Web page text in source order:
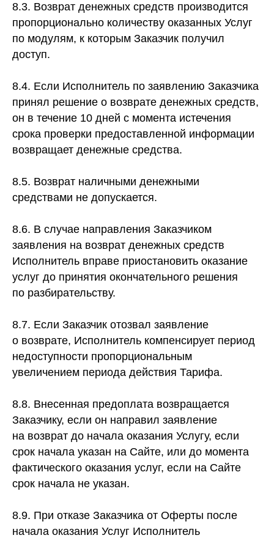
8.3. Возврат денежных средств производится
пропорционально количеству оказанных Услуг
по модулям, к которым Заказчик получил
доступ.
8.4. Если Исполнитель по заявлению Заказчика
принял решение о возврате денежных средств,
он в течение 10 дней с момента истечения
срока проверки предоставленной информации
возвращает денежные средства.
8.5. Возврат наличными денежными
средствами не допускается.
8.6. В случае направления Заказчиком
заявления на возврат денежных средств
Исполнитель вправе приостановить оказание
услуг до принятия окончательного решения
по разбирательству.
8.7. Если Заказчик отозвал заявление
о возврате, Исполнитель компенсирует период
недоступности пропорциональным
увеличением периода действия Тарифа.
8.8. Внесенная предоплата возвращается
Заказчику, если он направил заявление
на возврат до начала оказания Услугу, если
срок начала указан на Сайте, или до момента
фактического оказания услуг, если на Сайте
срок начала не указан.
8.9. При отказе Заказчика от Оферты после
начала оказания Услуг Исполнитель